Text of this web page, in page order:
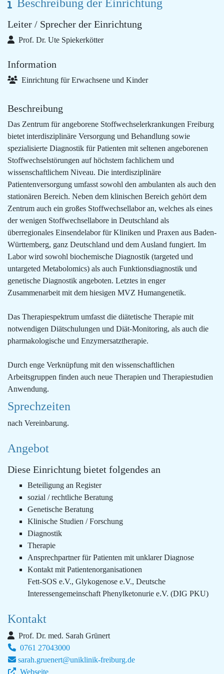
Beschreibung der Einrichtung
Leiter / Sprecher der Einrichtung
Prof. Dr. Ute Spiekerkötter
Information
Einrichtung für Erwachsene und Kinder
Beschreibung
Das Zentrum für angeborene Stoffwechselerkrankungen Freiburg
bietet interdisziplinäre Versorgung und Behandlung sowie
spezialisierte Diagnostik für Patienten mit seltenen angeborenen
Stoffwechselstörungen auf höchstem fachlichem und
wissenschaftlichem Niveau. Die interdisziplinäre
Patientenversorgung umfasst sowohl den ambulanten als auch den
stationären Bereich. Neben dem klinischen Bereich gehört dem
Zentrum auch ein großes Stoffwechsellabor an, welches als eines
der wenigen Stoffwechsellabore in Deutschland als
überregionales Einsendelabor für Kliniken und Praxen aus Baden-
Württemberg, ganz Deutschland und dem Ausland fungiert. Im
Labor wird sowohl biochemische Diagnostik (targeted und
untargeted Metabolomics) als auch Funktionsdiagnostik und
genetische Diagnostik angeboten. Letztes in enger
Zusammenarbeit mit dem hiesigen MVZ Humangenetik.
Das Therapiespektrum umfasst die diätetische Therapie mit
notwendigen Diätschulungen und Diät-Monitoring, als auch die
pharmakologische und Enzymersatztherapie.
Durch enge Verknüpfung mit den wissenschaftlichen
Arbeitsgruppen finden auch neue Therapien und Therapiestudien
Anwendung.
Sprechzeiten
nach Vereinbarung.
Angebot
Diese Einrichtung bietet folgendes an
Beteiligung an Register
sozial / rechtliche Beratung
Genetische Beratung
Klinische Studien / Forschung
Diagnostik
Therapie
Ansprechpartner für Patienten mit unklarer Diagnose
Kontakt mit Patientenorganisationen
Fett-SOS e.V., Glykogenose e.V., Deutsche
Interessengemeinschaft Phenylketonurie e.V. (DIG PKU)
Kontakt
Prof. Dr. med. Sarah Grünert
0761 27043000
sarah.gruenert@uniklinik-freiburg.de
Webseite